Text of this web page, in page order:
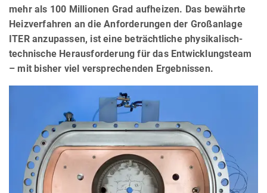
mehr als 100 Millionen Grad aufheizen. Das bewährte
Heizverfahren an die Anforderungen der Großanlage
ITER anzupassen, ist eine beträchtliche physikalisch-
technische Herausforderung für das Entwicklungsteam
– mit bisher viel versprechenden Ergebnissen.